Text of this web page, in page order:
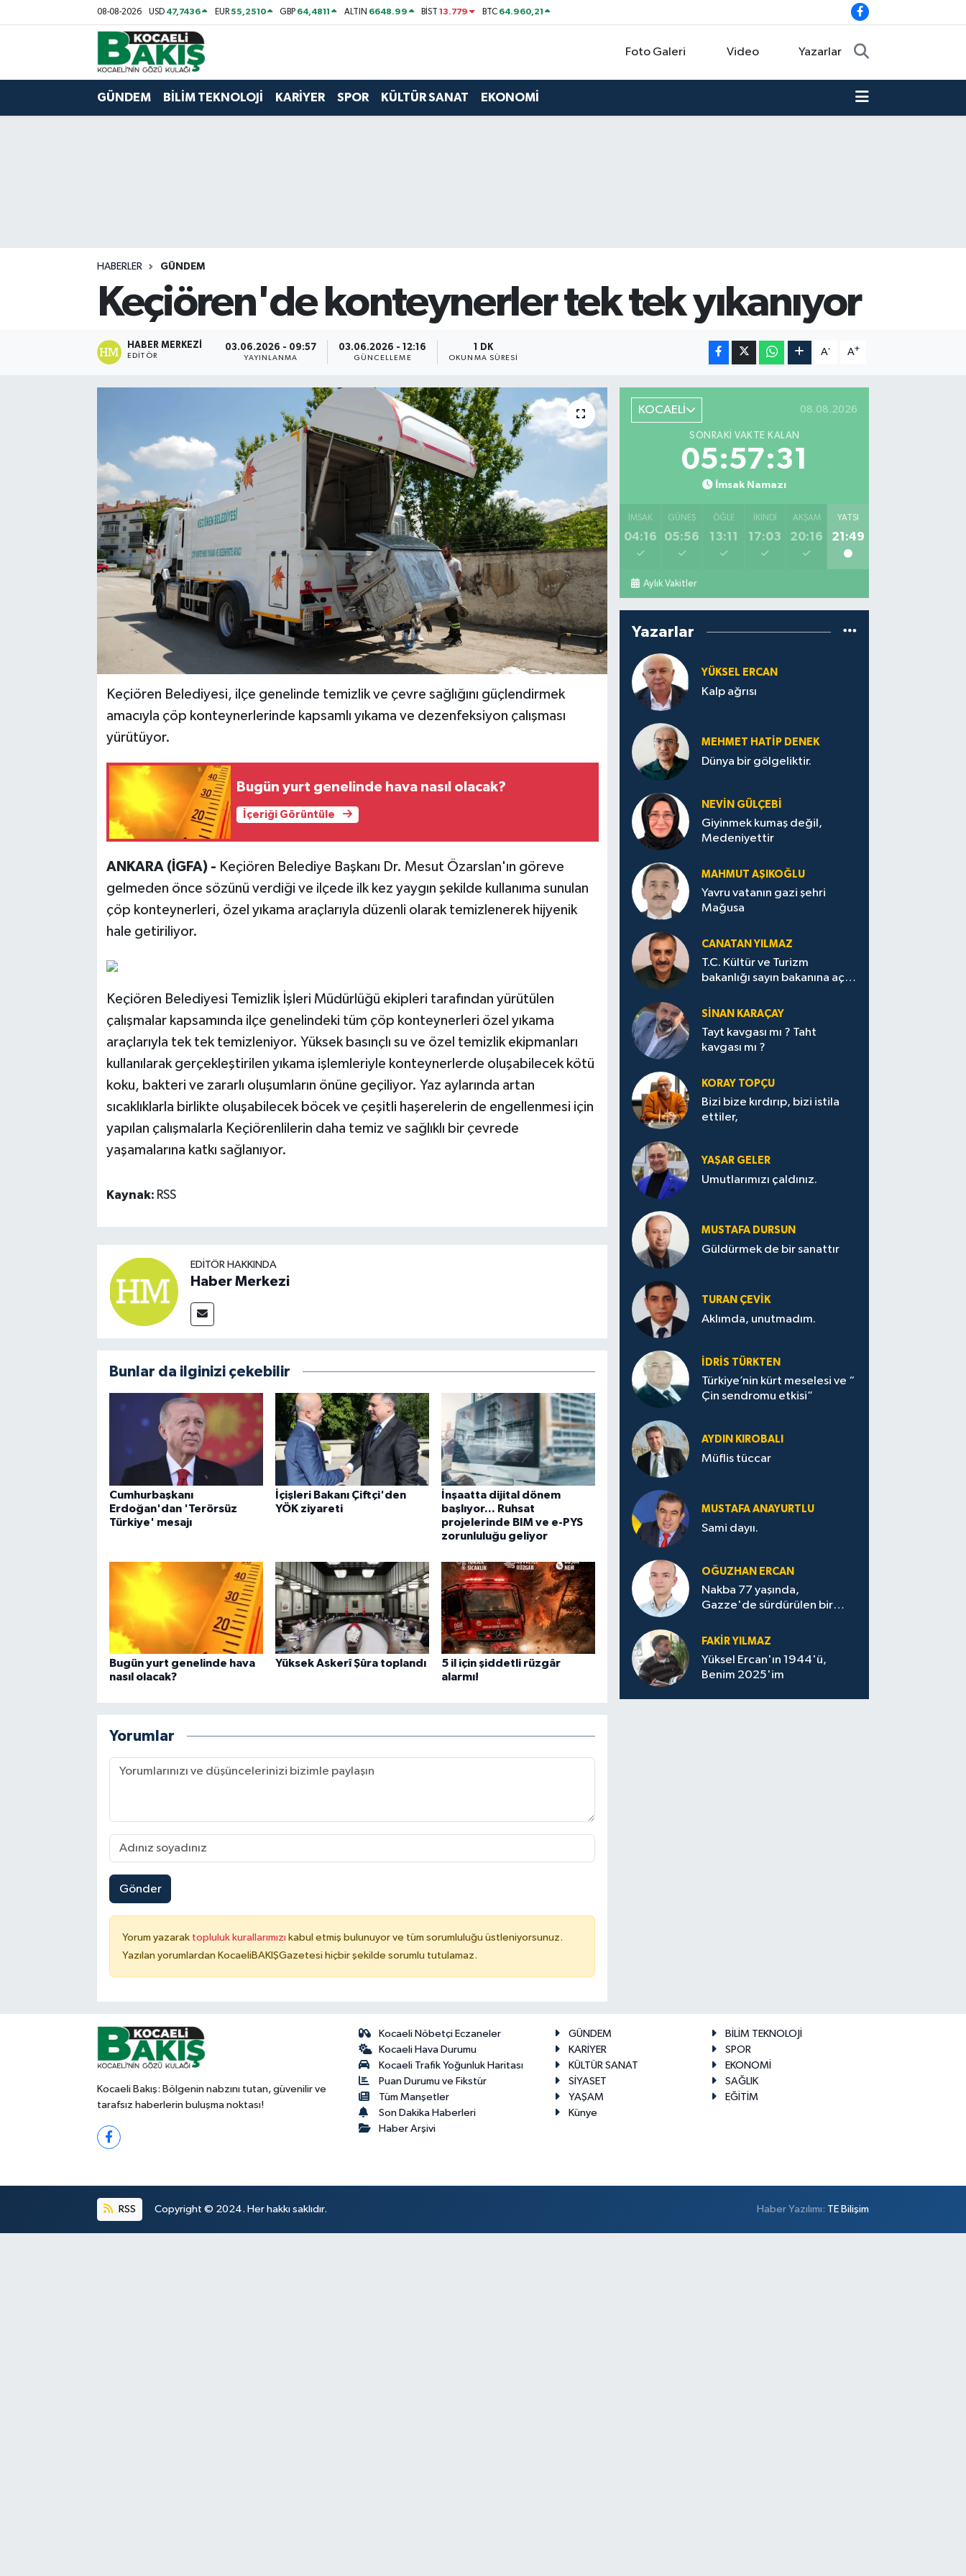
08-08-2026 USD 47,7436 EUR55,2510 GBP 64,4811 ALTIN 6648.99 BİST13.779 BTC 64.960,21
Foto Galeri Video Yazarlar
GÜNDEM BİLİM TEKNOLOJİ KARİYER SPOR KÜLTÜR SANAT EKONOMİ
HABERLER GÜNDEM
Keçiören'de konteynerler tek tek yıkanıyor
HABER MERKEZI
EDITÖR
03.06.2026 - 09:57
YAYINLANMA
03.06.2026 - 12:16
GÜNCELLEME
1 DK
OKUNMA SÜRESI
A- A+
Keçiören Belediyesi, ilçe genelinde temizlik ve çevre sağlığını güçlendirmek
amacıyla çöp konteynerlerinde kapsamlı yıkama ve dezenfeksiyon çalışması
yürütüyor.
Bugün yurt genelinde hava nasıl olacak?
İçeriği Görüntüle
ANKARA (İGFA) - Keçiören Belediye Başkanı Dr. Mesut Özarslan'ın göreve
gelmeden önce sözünü verdiği ve ilçede ilk kez yaygın şekilde kullanıma sunulan
çöp konteynerleri, özel yıkama araçlarıyla düzenli olarak temizlenerek hijyenik
hale getiriliyor.
Keçiören Belediyesi Temizlik İşleri Müdürlüğü ekipleri tarafından yürütülen
çalışmalar kapsamında ilçe genelindeki tüm çöp konteynerleri özel yıkama
araçlarıyla tek tek temizleniyor. Yüksek basınçlı su ve özel temizlik ekipmanları
kullanılarak gerçekleştirilen yıkama işlemleriyle konteynerlerde oluşabilecek kötü
koku, bakteri ve zararlı oluşumların önüne geçiliyor. Yaz aylarında artan
sıcaklıklarla birlikte oluşabilecek böcek ve çeşitli haşerelerin de engellenmesi için
yapılan çalışmalarla Keçiörenlilerin daha temiz ve sağlıklı bir çevrede
yaşamalarına katkı sağlanıyor.
Kaynak: RSS
EDITÖR HAKKINDA
Haber Merkezi
Bunlar da ilginizi çekebilir
Cumhurbaşkanı
Erdoğan'dan 'Terörsüz
Türkiye' mesajı
İçişleri Bakanı Çiftçi'den
YÖK ziyareti
İnşaatta dijital dönem
başlıyor... Ruhsat
projelerinde BIM ve e-PYS
zorunluluğu geliyor
Bugün yurt genelinde hava
nasıl olacak?
Yüksek Askerî Şûra toplandı
5 il için şiddetli rüzgâr
alarmı!
Yorumlar
Gönder
Yorum yazarak topluluk kurallarımızı kabul etmiş bulunuyor ve tüm sorumluluğu üstleniyorsunuz.
Yazılan yorumlardan KocaeliBAKIŞGazetesi hiçbir şekilde sorumlu tutulamaz.
KOCAELİ 08.08.2026
SONRAKI VAKTE KALAN
05:57:30
İmsak Namazı
İMSAK
04:16
GÜNEŞ
05:56
ÖĞLE
13:11
İKINDI
17:03
AKŞAM
20:16
YATSI
21:49
Aylık Vakitler
Yazarlar
YÜKSEL ERCAN
Kalp ağrısı
MEHMET HATİP DENEK
Dünya bir gölgeliktir.
NEVİN GÜLÇEBİ
Giyinmek kumaş değil,
Medeniyettir
MAHMUT AŞIKOĞLU
Yavru vatanın gazi şehri
Mağusa
CANATAN YILMAZ
T.C. Kültür ve Turizm
bakanlığı sayın bakanına açık
SİNAN KARAÇAY
Tayt kavgası mı ? Taht
kavgası mı ?
KORAY TOPÇU
Bizi bize kırdırıp, bizi istila
ettiler,
YAŞAR GELER
Umutlarımızı çaldınız.
MUSTAFA DURSUN
Güldürmek de bir sanattır
TURAN ÇEVİK
Aklımda, unutmadım.
İDRİS TÜRKTEN
Türkiye’nin kürt meselesi ve “
Çin sendromu etkisi”
AYDIN KIROBALI
Müflis tüccar
MUSTAFA ANAYURTLU
Sami dayıı.
OĞUZHAN ERCAN
Nakba 77 yaşında,
Gazze'de sürdürülen bir
FAKİR YILMAZ
Yüksel Ercan'ın 1944'ü,
Benim 2025'im
Kocaeli Bakış: Bölgenin nabzını tutan, güvenilir ve
tarafsız haberlerin buluşma noktası!
Kocaeli Nöbetçi Eczaneler
Kocaeli Hava Durumu
Kocaeli Trafik Yoğunluk Haritası
Puan Durumu ve Fikstür
Tüm Manşetler
Son Dakika Haberleri
Haber Arşivi
GÜNDEM
BİLİM TEKNOLOJİ
KARİYER
SPOR
KÜLTÜR SANAT
EKONOMİ
SİYASET
SAĞLIK
YAŞAM
EĞİTİM
Künye
RSS Copyright © 2024. Her hakkı saklıdır. Haber Yazılımı: TE Bilişim
Kocaeli Nöbetçi Eczaneler
Kocaeli Hava Durumu